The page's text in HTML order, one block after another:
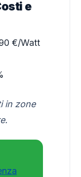
e
€/Watt
in zone